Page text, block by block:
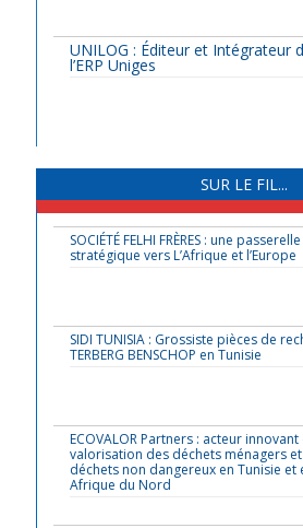
UNILOG : Éditeur et Intégrateur
l’ERP Uniges
SUR LE FIL...
SOCIÉTÉ FELHI FRÈRES : une passerelle
stratégique vers L’Afrique et l’Europe
SIDI TUNISIA : Grossiste pièces de
TERBERG BENSCHOP en Tunisie
ECOVALOR Partners : acteur innovant
valorisation des déchets ménagers
déchets non dangereux en Tunisie et
Afrique du Nord